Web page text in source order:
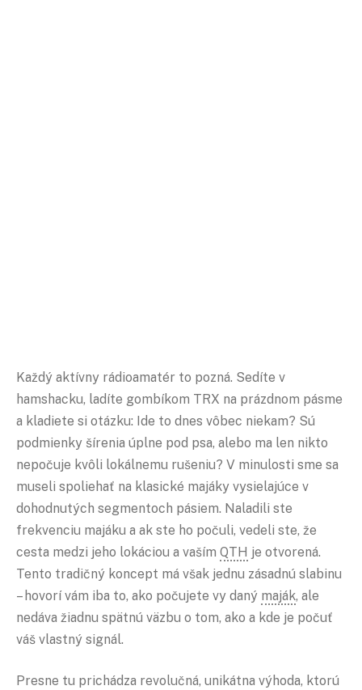
Každý aktívny rádioamatér to pozná. Sedíte v
hamshacku, ladíte gombíkom TRX na prázdnom pásme
a kladiete si otázku: Ide to dnes vôbec niekam? Sú
podmienky šírenia úplne pod psa, alebo ma len nikto
nepočuje kvôli lokálnemu rušeniu? V minulosti sme sa
museli spoliehať na klasické majáky vysielajúce v
dohodnutých segmentoch pásiem. Naladili ste
frekvenciu majáku a ak ste ho počuli, vedeli ste, že
cesta medzi jeho lokáciou a vaším QTH je otvorená.
Tento tradičný koncept má však jednu zásadnú slabinu
– hovorí vám iba to, ako počujete vy daný maják, ale
nedáva žiadnu spätnú väzbu o tom, ako a kde je počuť
váš vlastný signál.
Presne tu prichádza revolučná, unikátna výhoda, ktorú